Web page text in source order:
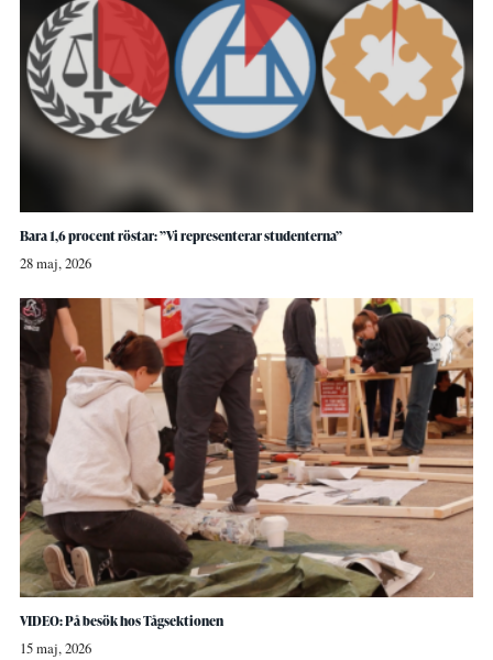
Bara 1,6 procent röstar: ”Vi representerar studenterna”
28 maj, 2026
VIDEO: På besök hos Tågsektionen
15 maj, 2026